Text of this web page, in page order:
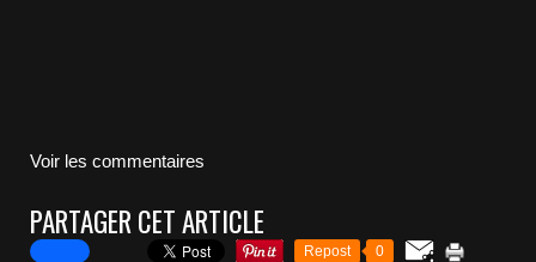
Voir les commentaires
PARTAGER CET ARTICLE
Repost 0